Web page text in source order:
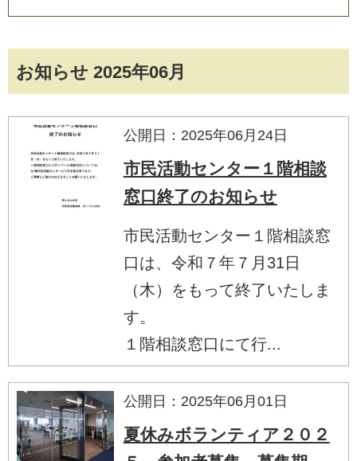
お知らせ 2025年06月
公開日：2025年06月24日
市民活動センター１階相談
窓口終了のお知らせ
市民活動センター１階相談窓
口は、令和７年７月31日
（木）をもって終了いたしま
す。
１階相談窓口にて行...
公開日：2025年06月01日
夏休みボランティア２０２